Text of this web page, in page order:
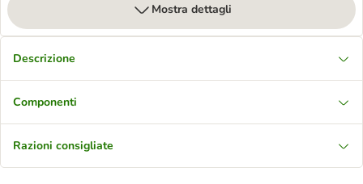
Mostra dettagli
Descrizione
Componenti
Razioni consigliate